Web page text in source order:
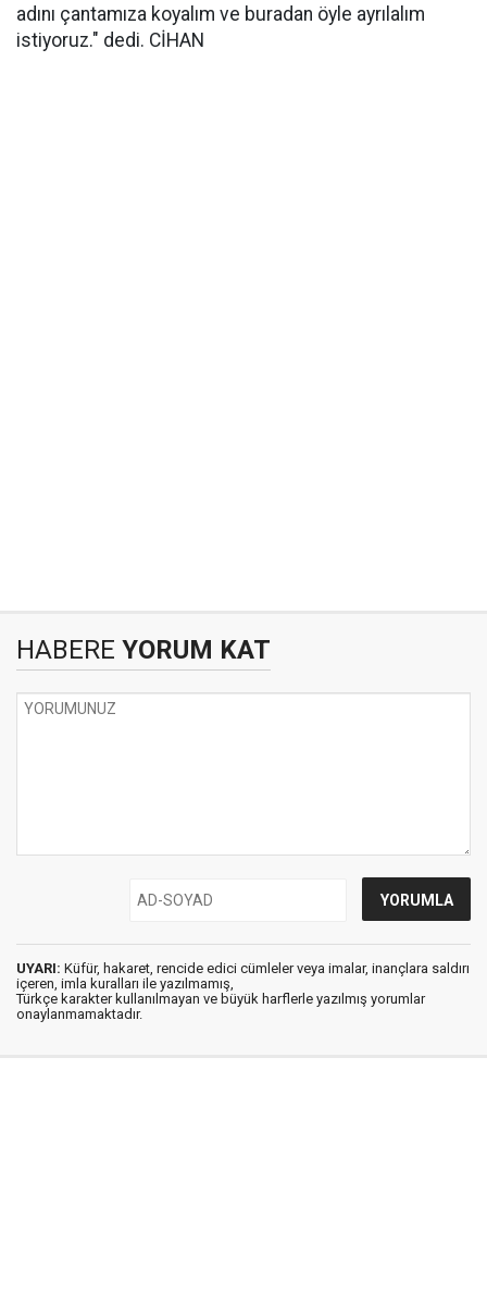
adını çantamıza koyalım ve buradan öyle ayrılalım
istiyoruz." dedi. CİHAN
HABERE YORUM KAT
UYARI: Küfür, hakaret, rencide edici cümleler veya imalar, inançlara saldırı
içeren, imla kuralları ile yazılmamış,
Türkçe karakter kullanılmayan ve büyük harflerle yazılmış yorumlar
onaylanmamaktadır.